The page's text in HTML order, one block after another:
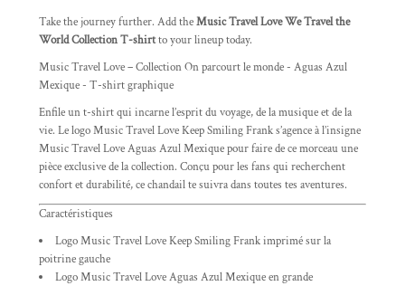
Take the journey further. Add theMusic Travel Love We Travel the
World Collection T-shirtto your lineup today.
Music Travel Love – Collection On parcourt le monde - Aguas Azul
Mexique - T-shirt graphique
Enfile un t-shirt qui incarne l’esprit du voyage, de la musique et de la
vie. Le logo Music Travel Love Keep Smiling Frank s’agence à l’insigne
Music Travel Love Aguas Azul Mexique pour faire de ce morceau une
pièce exclusive de la collection. Conçu pour les fans qui recherchent
confort et durabilité, ce chandail te suivra dans toutes tes aventures.
Caractéristiques
Logo Music Travel Love Keep Smiling Frank imprimé sur la
poitrine gauche
Logo Music Travel Love Aguas Azul Mexique en grande